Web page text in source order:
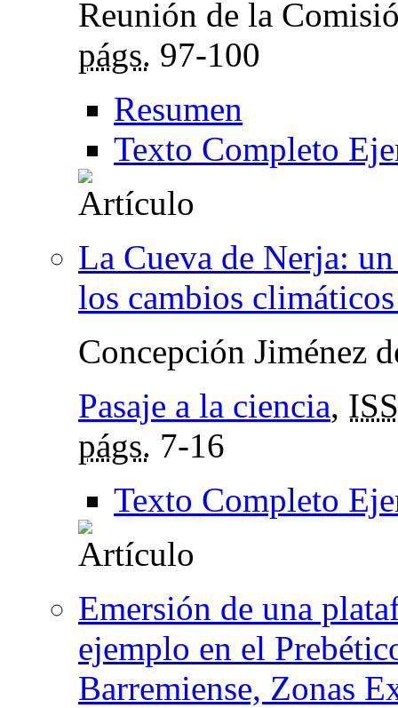
Reunión de la
págs. 97-100
Resumen
Texto Completo
La Cueva de Nerja:
los cambios
Concepción Jiménez
Pasaje a la ciencia,
págs. 7-16
Texto Completo
Emersión de una
ejemplo en el
Barremiense, Zonas